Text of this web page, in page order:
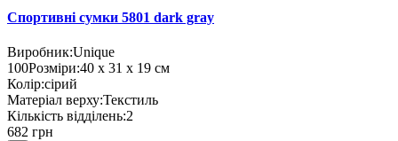
Спортивні сумки 5801 dark gray
Виробник:Unique
100Розміри:40 х 31 х 19 см
Колір:сірий
Матеріал верху:Текстиль
Кількість відділень:2
682 грн